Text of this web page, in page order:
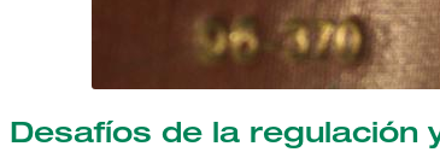
Desafíos de la regulación